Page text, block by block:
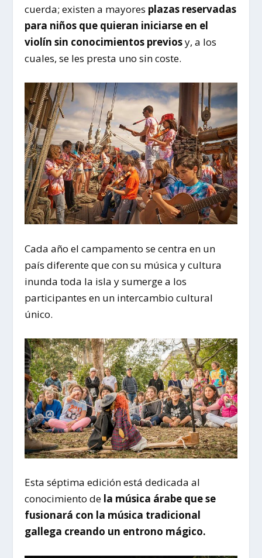
cuerda; existen a mayores plazas reservadas
para niños que quieran iniciarse en el
violín sin conocimientos previosy, a los
cuales, se les presta uno sin coste.
Cada año el campamento se centra en un
país diferente que con su música y cultura
inunda toda la isla y sumerge a los
participantes en un intercambio cultural
único.
Esta séptima edición está dedicada al
conocimiento de la música árabe que se
fusionará con la música tradicional
gallega creando un entrono mágico.